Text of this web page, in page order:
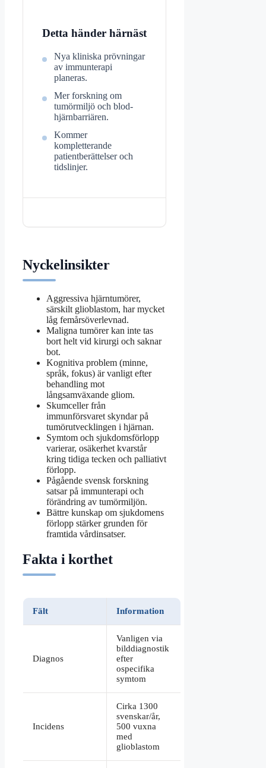
Detta händer härnäst
Nya kliniska prövningar
av immunterapi
planeras.
Mer forskning om
tumörmiljö och blod-
hjärnbarriären.
Kommer
kompletterande
patientberättelser och
tidslinjer.
Nyckelinsikter
Aggressiva hjärntumörer,
särskilt glioblastom, har mycket
låg femårsöverlevnad.
Maligna tumörer kan inte tas
bort helt vid kirurgi och saknar
bot.
Kognitiva problem (minne,
språk, fokus) är vanligt efter
behandling mot
långsamväxande gliom.
Skumceller från
immunförsvaret skyndar på
tumörutvecklingen i hjärnan.
Symtom och sjukdomsförlopp
varierar, osäkerhet kvarstår
kring tidiga tecken och palliativt
förlopp.
Pågående svensk forskning
satsar på immunterapi och
förändring av tumörmiljön.
Bättre kunskap om sjukdomens
förlopp stärker grunden för
framtida vårdinsatser.
Fakta i korthet
Fält Information
Diagnos
Vanligen via
bilddiagnostik
efter
ospecifika
symtom
Incidens
Cirka 1300
svenskar/år,
500 vuxna
med
glioblastom